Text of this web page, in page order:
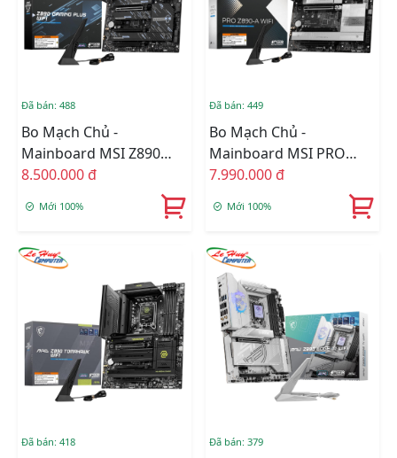
Đã bán: 488
Bo Mạch Chủ -
Mainboard MSI Z890
GAMING PLUS WIFI
8.500.000 đ
Mới 100%
Đã bán: 449
Bo Mạch Chủ -
Mainboard MSI PRO
Z890-A WIFI DDR5
7.990.000 đ
Mới 100%
Đã bán: 418 Đã bán: 379